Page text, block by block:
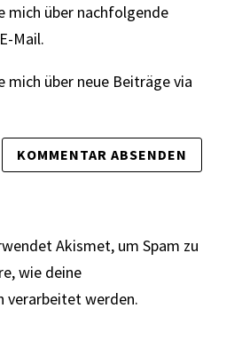
mich über nachfolgende
Mail.
mich über neue Beiträge via
Akismet, um Spam zu
wie deine
verarbeitet werden.